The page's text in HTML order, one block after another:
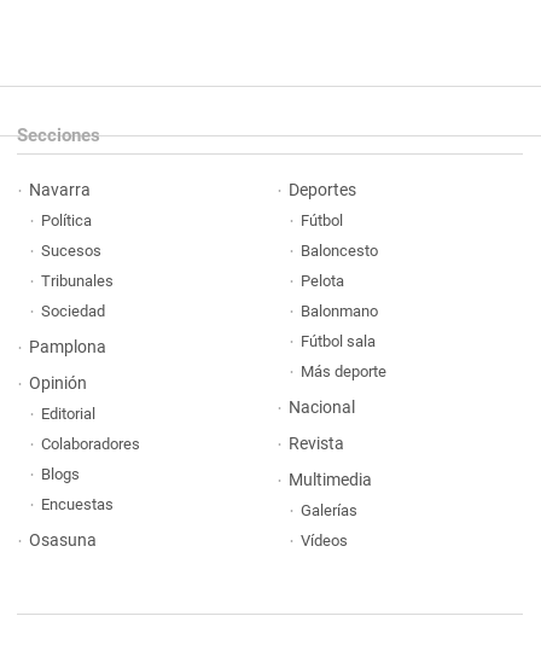
Secciones
Navarra
Política
Sucesos
Tribunales
Sociedad
Pamplona
Opinión
Editorial
Colaboradores
Blogs
Encuestas
Osasuna
Deportes
Fútbol
Baloncesto
Pelota
Balonmano
Fútbol sala
Más deporte
Nacional
Revista
Multimedia
Galerías
Vídeos